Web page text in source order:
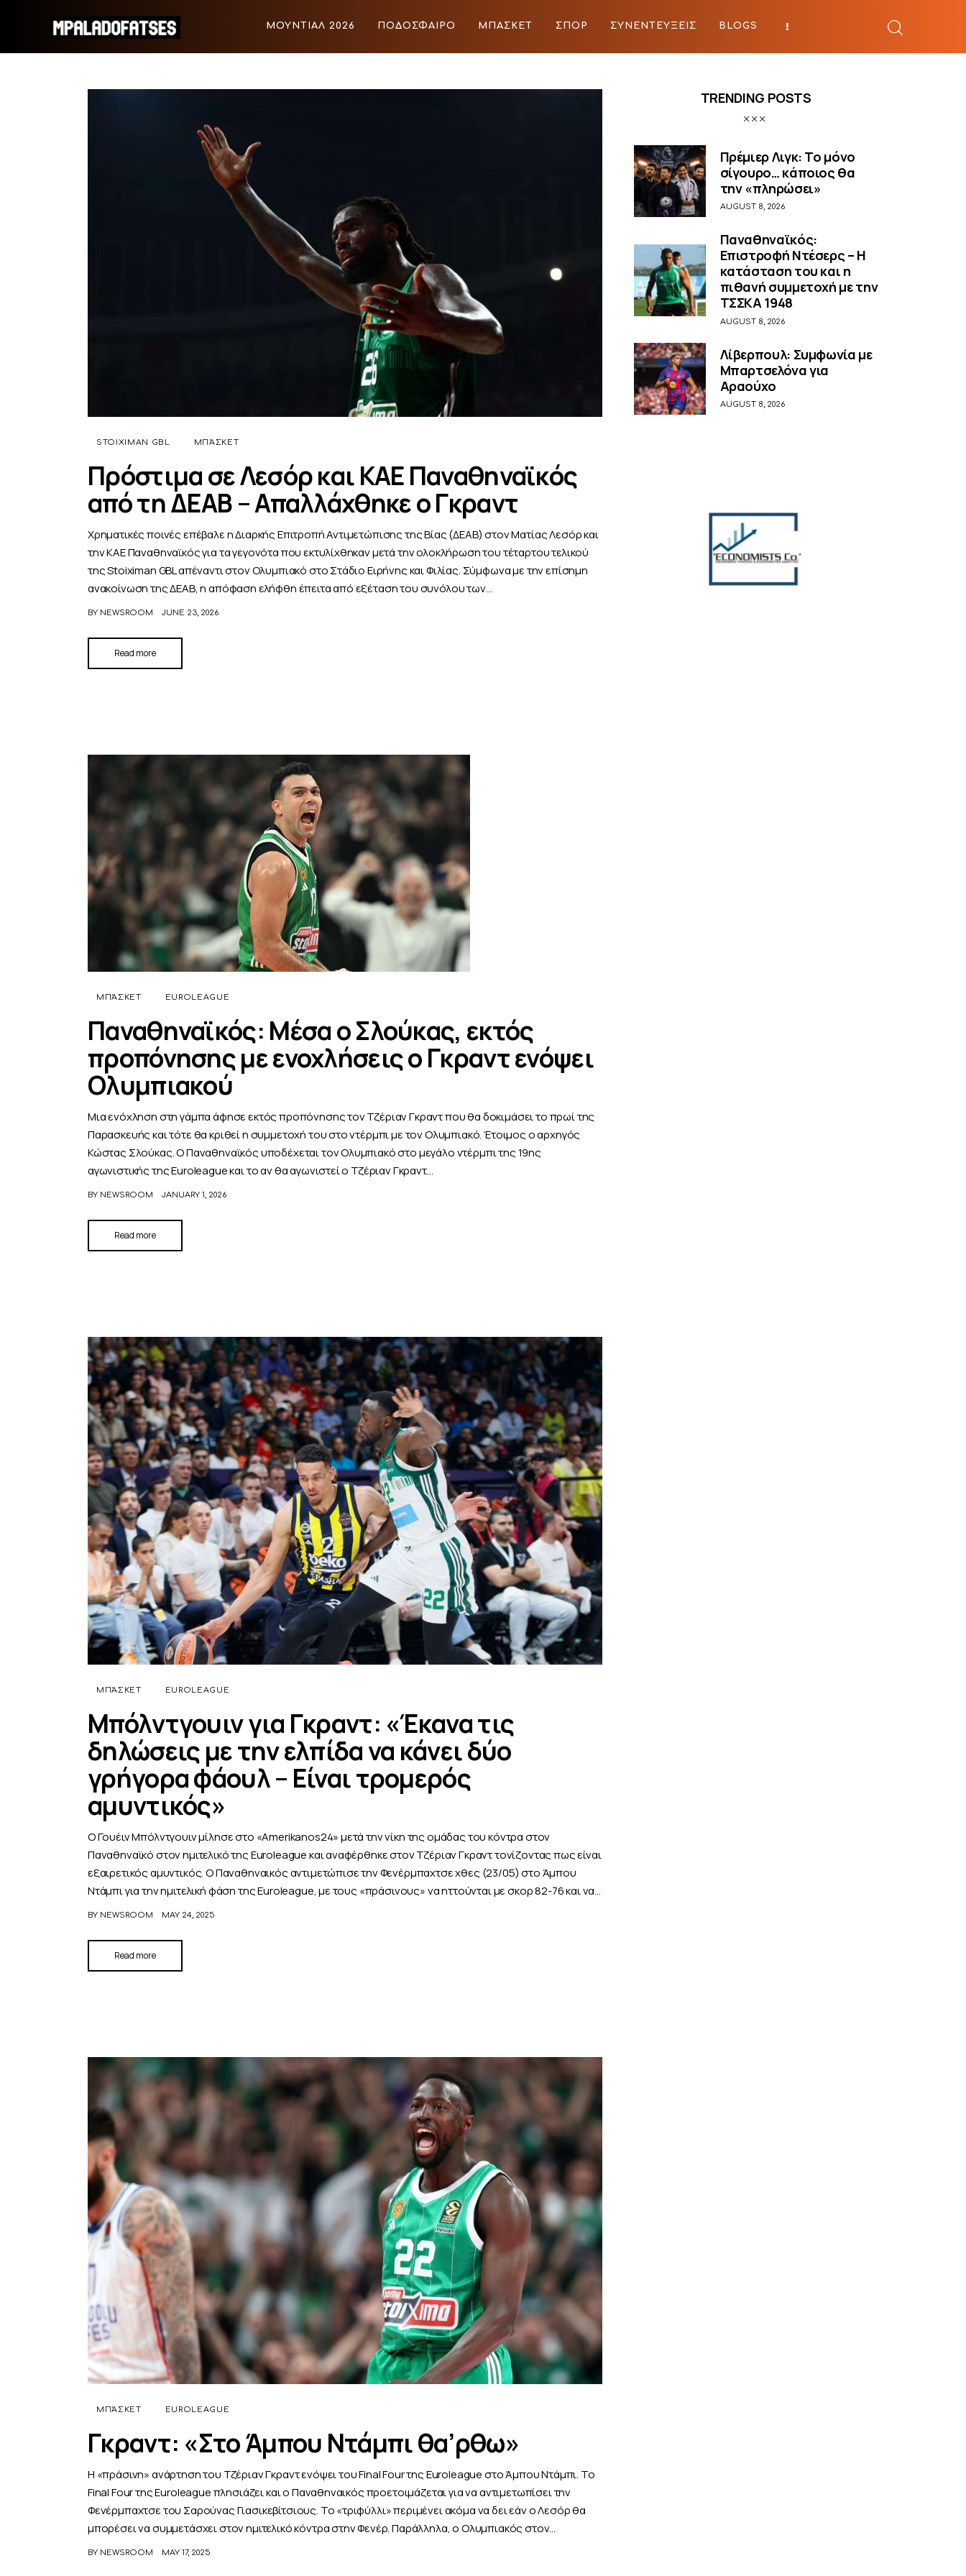
ΜΟΥΝΤΙΑΛ 2026 ΠΟΔΟΣΦΑΙΡΟ ΜΠΑΣΚΕΤ ΣΠΟΡ ΣΥΝΕΝΤΕΥΞΕΙΣ BLOGS
ΜΟΥΝΤΙΑΛ 2026
ΠΟΔΟΣΦΑΙΡΟ
STOIXIMAN GBL ΜΠΆΣΚΕΤ
Πρόστιμα σε Λεσόρ και ΚΑΕ Παναθηναϊκός
από τη ΔΕΑΒ – Απαλλάχθηκε ο Γκραντ
Χρηματικές ποινές επέβαλε η Διαρκής Επιτροπή Αντιμετώπισης της Βίας (ΔΕΑΒ) στον Ματίας Λεσόρ και
την ΚΑΕ Παναθηναϊκός για τα γεγονότα που εκτυλίχθηκαν μετά την ολοκλήρωση του τέταρτου τελικού
της Stoiximan GBL απέναντι στον Ολυμπιακό στο Στάδιο Ειρήνης και Φιλίας. Σύμφωνα με την επίσημη
ανακοίνωση της ΔΕΑΒ, η απόφαση ελήφθη έπειτα από εξέταση του συνόλου των…
BY NEWSROOM JUNE 23, 2026
Read more
ΜΠΆΣΚΕΤ EUROLEAGUE
Παναθηναϊκός: Μέσα ο Σλούκας, εκτός
προπόνησης με ενοχλήσεις ο Γκραντ ενόψει
Ολυμπιακού
Μια ενόχληση στη γάμπα άφησε εκτός προπόνησης τον Τζέριαν Γκραντ που θα δοκιμάσει το πρωί της
Παρασκευής και τότε θα κριθεί η συμμετοχή του στο ντέρμπι με τον Ολυμπιακό. Έτοιμος ο αρχηγός
Κώστας Σλούκας. Ο Παναθηναϊκός υποδέχεται τον Ολυμπιακό στο μεγάλο ντέρμπι της 19ης
αγωνιστικής της Euroleague και το αν θα αγωνιστεί ο Τζέριαν Γκραντ…
BY NEWSROOM JANUARY 1, 2026
Read more
ΜΠΆΣΚΕΤ EUROLEAGUE
Μπόλντγουιν για Γκραντ: «Έκανα τις
δηλώσεις με την ελπίδα να κάνει δύο
γρήγορα φάουλ – Είναι τρομερός
αμυντικός»
Ο Γουέιν Μπόλντγουιν μίλησε στο «Amerikanos24» μετά την νίκη της ομάδας του κόντρα στον
Παναθηναϊκό στον ημιτελικό της Euroleague και αναφέρθηκε στον Τζέριαν Γκραντ τονίζοντας πως είναι
εξαιρετικός αμυντικός. Ο Παναθηναικός αντιμετώπισε την Φενέρμπαχτσε χθες (23/05) στο Άμπου
Ντάμπι για την ημιτελική φάση της Euroleague, με τους «πράσινους» να ηττούνται με σκορ 82-76 και να…
BY NEWSROOM MAY 24, 2025
Read more
ΜΠΆΣΚΕΤ EUROLEAGUE
Γκραντ: «Στο Άμπου Ντάμπι θα’ρθω»
Η «πράσινη» ανάρτηση του Τζέριαν Γκραντ ενόψει του Final Four της Euroleague στο Άμπου Ντάμπι. Το
Final Four της Euroleague πλησιάζει και ο Παναθηναικός προετοιμάζεται για να αντιμετωπίσει την
Φενέρμπαχτσε του Σαρούνας Γιασικεβίτσιους. Το «τριφύλλι» περιμένει ακόμα να δει εάν ο Λεσόρ θα
μπορέσει να συμμετάσχει στον ημιτελικό κόντρα στην Φενέρ. Παράλληλα, ο Ολυμπιακός στον…
BY NEWSROOM MAY 17, 2025
TRENDING POSTS
Πρέμιερ Λιγκ: Το μόνο
σίγουρο… κάποιος θα
την «πληρώσει»
AUGUST 8, 2026
Παναθηναϊκός:
Επιστροφή Ντέσερς – Η
κατάσταση του και η
πιθανή συμμετοχή με την
ΤΣΣΚΑ 1948
AUGUST 8, 2026
Λίβερπουλ: Συμφωνία με
Μπαρτσελόνα για
Αραούχο
AUGUST 8, 2026